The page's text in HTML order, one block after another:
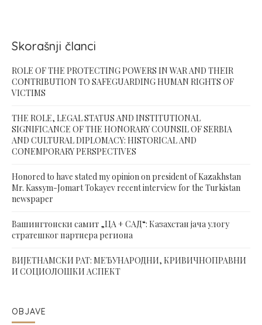
Skorašnji članci
ROLE OF THE PROTECTING POWERS IN WAR AND THEIR
CONTRIBUTION TO SAFEGUARDING HUMAN RIGHTS OF
VICTIMS
THE ROLE, LEGAL STATUS AND INSTITUTIONAL
SIGNIFICANCE OF THE HONORARY COUNSIL OF SERBIA
AND CULTURAL DIPLOMACY: HISTORICAL AND
CONEMPORARY PERSPECTIVES
Honored to have stated my opinion on president of Kazakhstan
Mr. Kassym-Jomart Tokayev recent interview for the Turkistan
newspaper
Вашингтонски самит „ЦА + САД“: Казахстан јача улогу
стратешког партнера региона
ВИЈЕТНАМСКИ РАТ: МЕЂУНАРОДНИ, КРИВИЧНОПРАВНИ
И СОЦИОЛОШКИ АСПЕКТ
OBJAVE